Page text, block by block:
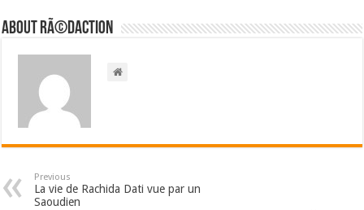
About RÃ©daction
Previous
La vie de Rachida Dati vue par un
Saoudien